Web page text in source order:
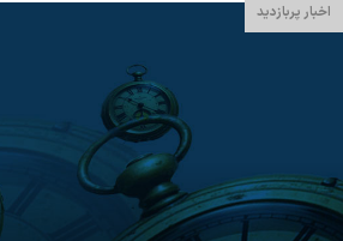
اخبار پربازدید